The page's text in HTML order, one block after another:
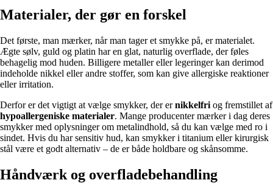
Materialer, der gør en forskel
Det første, man mærker, når man tager et smykke på, er materialet.
Ægte sølv, guld og platin har en glat, naturlig overflade, der føles
behagelig mod huden. Billigere metaller eller legeringer kan derimod
indeholde nikkel eller andre stoffer, som kan give allergiske reaktioner
eller irritation.
Derfor er det vigtigt at vælge smykker, der ernikkelfri og fremstillet af
hypoallergeniske materialer. Mange producenter mærker i dag deres
smykker med oplysninger om metalindhold, så du kan vælge med ro i
sindet. Hvis du har sensitiv hud, kan smykker i titanium eller kirurgisk
stål være et godt alternativ – de er både holdbare og skånsomme.
Håndværk og overfladebehandling